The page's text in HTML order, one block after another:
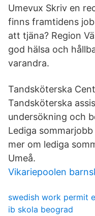
Umevux Skriv en
finns framtidens
att tjäna? Region
god hälsa och
varandra.
Tandsköterska
Tandsköterska
undersökning och
Lediga
mer om lediga
Umeå.
Vikariepoolen
swedish work permit
ib skola beograd